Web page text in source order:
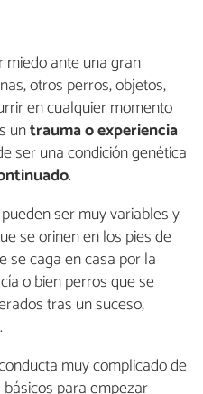
ante una gran
otros perros, objetos,
en cualquier momento
untrauma o experiencia
ser una condición genética
.
pueden ser muy variables y
se orinen en los pies de
se caga en casa por la
o bien perros que se
tras un suceso,
muy complicado de
para empezar